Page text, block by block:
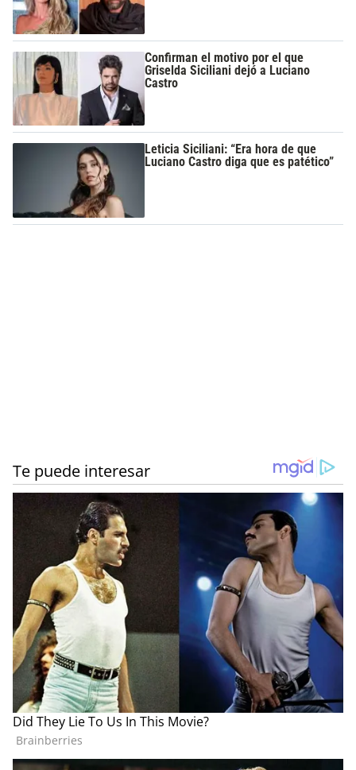
Confirman el motivo por el que
Griselda Siciliani dejó a Luciano
Castro
Leticia Siciliani: “Era hora de que
Luciano Castro diga que es patético”